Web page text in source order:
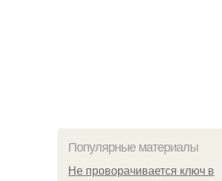
Популярные материалы
Не проворачивается ключ в